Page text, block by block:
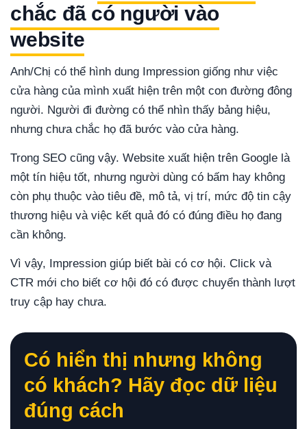
chắc đã có người vào
website
Anh/Chị có thể hình dung Impression giống như việc
cửa hàng của mình xuất hiện trên một con đường đông
người. Người đi đường có thể nhìn thấy bảng hiệu,
nhưng chưa chắc họ đã bước vào cửa hàng.
Trong SEO cũng vậy. Website xuất hiện trên Google là
một tín hiệu tốt, nhưng người dùng có bấm hay không
còn phụ thuộc vào tiêu đề, mô tả, vị trí, mức độ tin cậy
thương hiệu và việc kết quả đó có đúng điều họ đang
cần không.
Vì vậy, Impression giúp biết bài có cơ hội. Click và
CTR mới cho biết cơ hội đó có được chuyển thành lượt
truy cập hay chưa.
Có hiển thị nhưng không
có khách? Hãy đọc dữ liệu
đúng cách